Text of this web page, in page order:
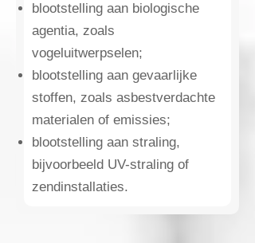
blootstelling aan biologische
agentia, zoals
vogeluitwerpselen;
blootstelling aan gevaarlijke
stoffen, zoals asbestverdachte
materialen of emissies;
blootstelling aan straling,
bijvoorbeeld UV-straling of
zendinstallaties.